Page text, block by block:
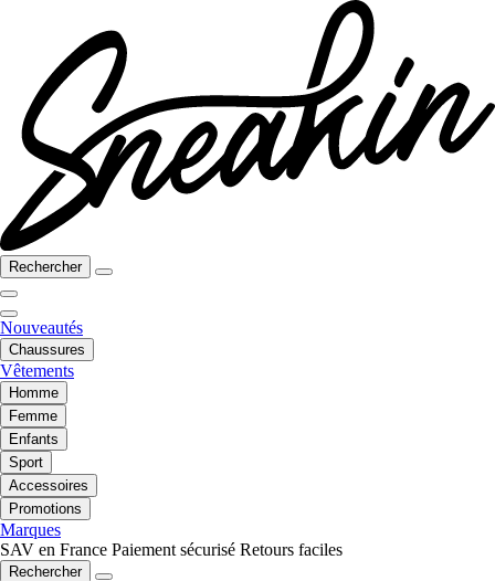
Rechercher
Nouveautés
Chaussures
Vêtements
Homme
Femme
Enfants
Sport
Accessoires
Promotions
Marques
SAV en France Paiement sécurisé Retours faciles
Rechercher